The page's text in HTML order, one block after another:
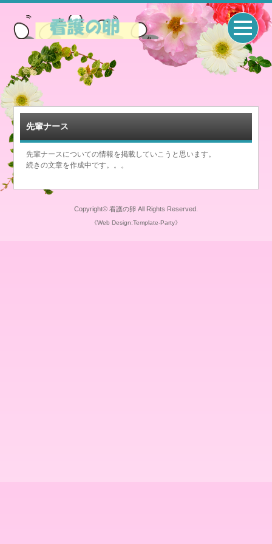
先輩ナース
先輩ナースについての情報を掲載していこうと思います。
続きの文章を作成中です。。。
Copyright© 看護の卵 All Rights Reserved.
《Web Design:Template-Party》